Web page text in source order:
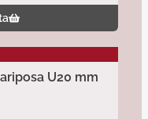
U20 mm